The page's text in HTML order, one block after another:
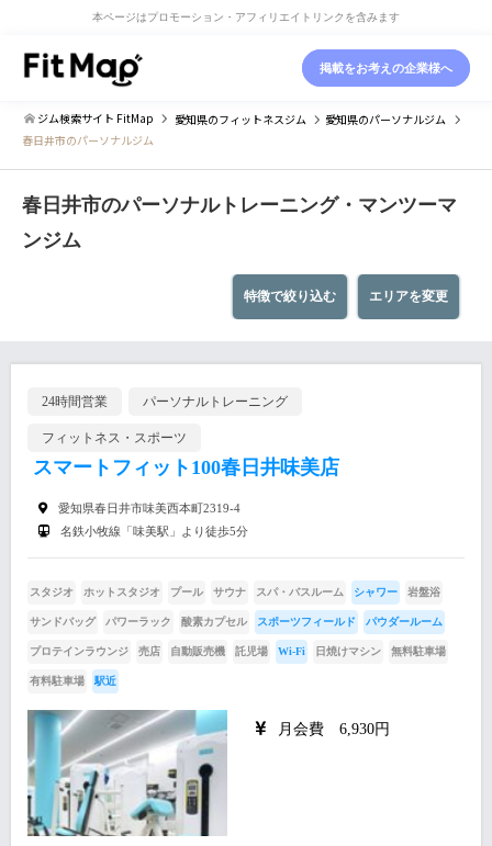
本ページはプロモーション・アフィリエイトリンクを含みます
掲載をお考えの企業様へ
ジム検索サイト FitMap 愛知県のフィットネスジム 愛知県のパーソナルジム
春日井市のパーソナルジム
春日井市のパーソナルトレーニング・マンツーマ
ンジム
エリアを変更
特徴で絞り込む
24時間営業 パーソナルトレーニング
フィットネス・スポーツ
スマートフィット100春日井味美店
愛知県春日井市味美西本町2319-4
名鉄小牧線「味美駅」より徒歩5分
スタジオ ホットスタジオ プール サウナ スパ・バスルーム シャワー 岩盤浴
サンドバッグ パワーラック 酸素カプセル スポーツフィールド パウダールーム
プロテインラウンジ 売店 自動販売機 託児場 Wi-Fi 日焼けマシン 無料駐車場
有料駐車場 駅近
月会費 6,930円